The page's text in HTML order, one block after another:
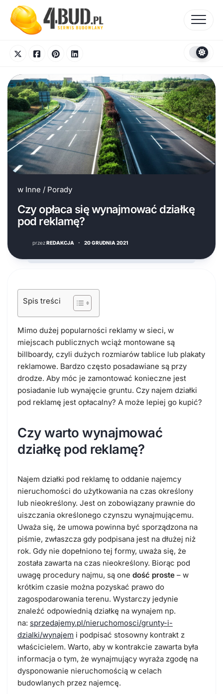
content
w Inne / Porady
Czy opłaca się wynajmować działkę
pod reklamę?
przezREDAKCJA · 20 GRUDNIA 2021
Spis treści
Mimo dużej popularności reklamy w sieci, w
miejscach publicznych wciąż montowane są
billboardy, czyli dużych rozmiarów tablice lub plakaty
reklamowe. Bardzo często posadawiane są przy
drodze. Aby móc je zamontować konieczne jest
posiadanie lub wynajęcie gruntu. Czy najem działki
pod reklamę jest opłacalny? A może lepiej go kupić?
Czy warto wynajmować
działkę pod reklamę?
Najem działki pod reklamę to oddanie najemcy
nieruchomości do użytkowania na czas określony
lub nieokreślony. Jest on zobowiązany prawnie do
uiszczania określonego czynszu wynajmującemu.
Uważa się, że umowa powinna być sporządzona na
piśmie, zwłaszcza gdy podpisana jest na dłużej niż
rok. Gdy nie dopełniono tej formy, uważa się, że
została zawarta na czas nieokreślony. Biorąc pod
uwagę procedury najmu, są one dość proste – w
krótkim czasie można pozyskać prawo do
zagospodarowania terenu. Wystarczy jedynie
znaleźć odpowiednią działkę na wynajem np.
na: sprzedajemy.pl/nieruchomosci/grunty-i-
dzialki/wynajem i podpisać stosowny kontrakt z
właścicielem. Warto, aby w kontrakcie zawarta była
informacja o tym, że wynajmujący wyraża zgodę na
dysponowanie nieruchomością w celach
budowlanych przez najemcę.